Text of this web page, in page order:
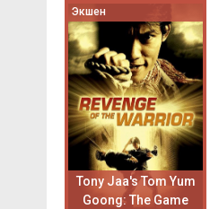
Экшен
Tony Jaa's Tom Yum
Goong: The Game